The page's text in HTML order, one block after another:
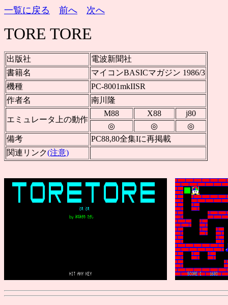
一覧に戻る 前へ 次へ
TORE TORE
出版社
電波新聞社
書籍名
マイコンBASICマガジン 1986/3
機種
PC-8001mkIISR
作者名
南川隆
エミュレータ上の動作
M88 X88
j80
◎
◎
◎
備考
PC88,80全集Iに再掲載
関連リンク(注意)